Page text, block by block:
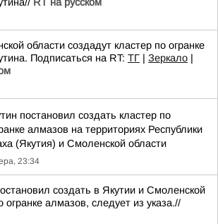
области создадут кластер по огранке
Подписаться на RT: ТГ | Зеркало |
постановил создать кластер по
алмазов на территориях Республики
(Якутия) и Смоленской области
23:34
создать в Якутии и Смоленской
огранке алмазов, следует из указа.//